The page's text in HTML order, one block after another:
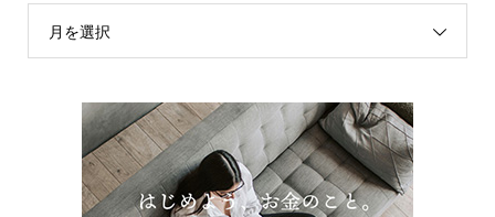
月を選択